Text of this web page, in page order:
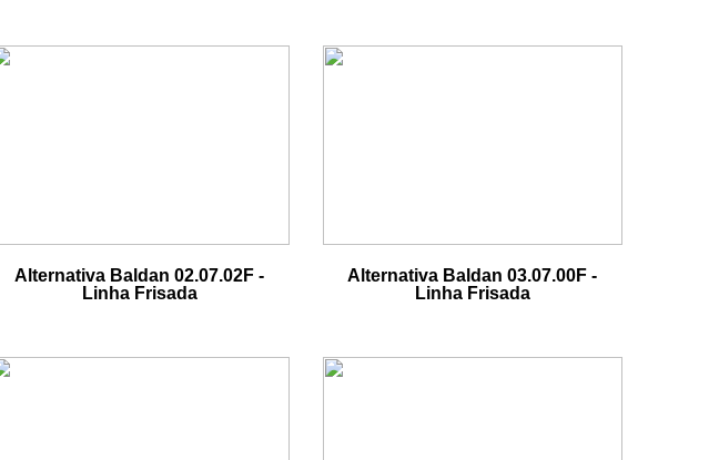
Alternativa Baldan 02.07.02F -
Linha Frisada
Alternativa Baldan 03.07.00F -
Linha Frisada